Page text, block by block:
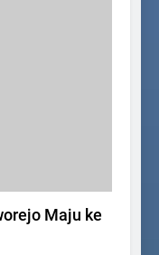
Maju ke